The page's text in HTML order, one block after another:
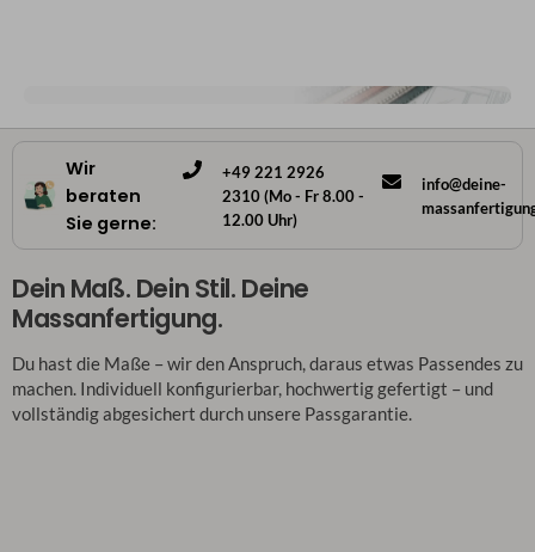
Wir
beraten
Sie gerne:
+49 221 2926
2310 (Mo - Fr 8.00 -
12.00 Uhr)
info@deine-
Dein Maß. Dein Stil. Deine
Massanfertigung.
Du hast die Maße – wir den Anspruch, daraus etwas Passendes zu
machen. Individuell konfigurierbar, hochwertig gefertigt – und
vollständig abgesichert durch unsere Passgarantie.